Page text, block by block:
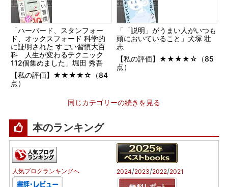
「ハーバード、スタンフォー
ド、オックスフォード 科学的
に証明された すごい習慣大百
科 人生が変わるテクニック
112個集めました」堀田 秀吾
【私の評価】★★★★☆（84
点）
「「説明」がうまい人がいつも
頭においていること」犬塚 壮
志
【私の評価】★★★★☆（85
点）
同じカテゴリーの続きを見る
本のランキング
人気ブログランキングへ 2024/2023/2022/2021